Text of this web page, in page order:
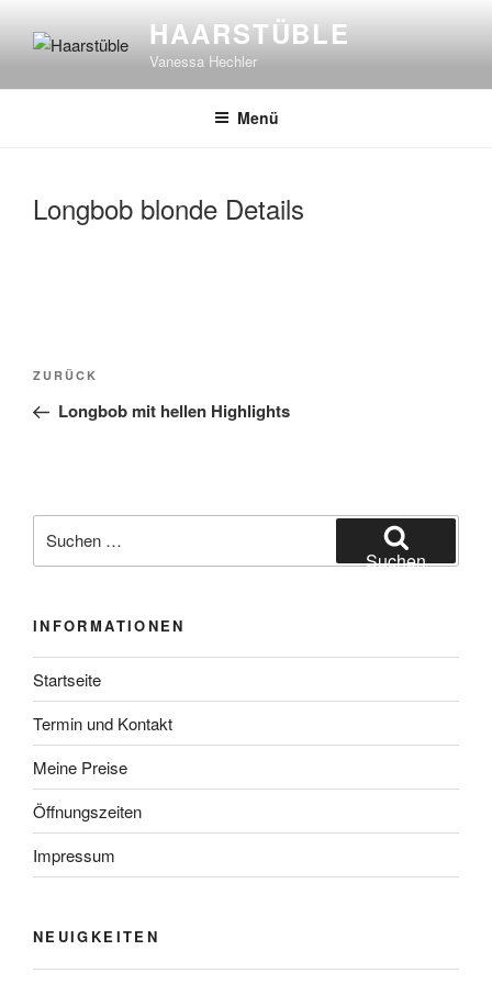
Inhalt
HAARSTÜBLE
Vanessa Hechler
Menü
Longbob blonde Details
Beitragsnavigation
Vorheriger
Beitrag
ZURÜCK
Longbob mit hellen Highlights
nach:
Suchen
INFORMATIONEN
Startseite
Termin und Kontakt
Meine Preise
Öffnungszeiten
Impressum
NEUIGKEITEN